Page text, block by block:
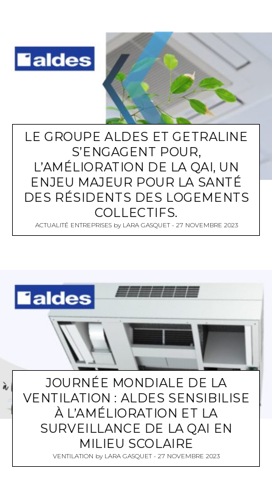
LE GROUPE ALDES ET GETRALINE
S’ENGAGENT POUR,
L’AMÉLIORATION DE LA QAI, UN
ENJEU MAJEUR POUR LA SANTÉ
DES RÉSIDENTS DES LOGEMENTS
COLLECTIFS.
ACTUALITÉ ENTREPRISESby LARA GASQUET 27 NOVEMBRE 2023
JOURNÉE MONDIALE DE LA
VENTILATION : ALDES SENSIBILISE
À L’AMÉLIORATION ET LA
SURVEILLANCE DE LA QAI EN
MILIEU SCOLAIRE
VENTILATION by LARA GASQUET 27 NOVEMBRE 2023